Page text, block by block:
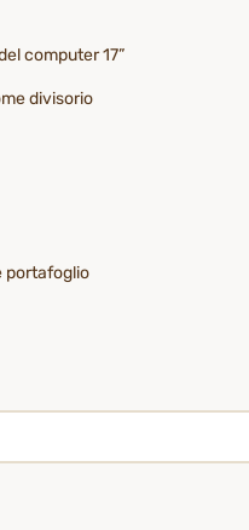
computer 17”
divisorio
portafoglio